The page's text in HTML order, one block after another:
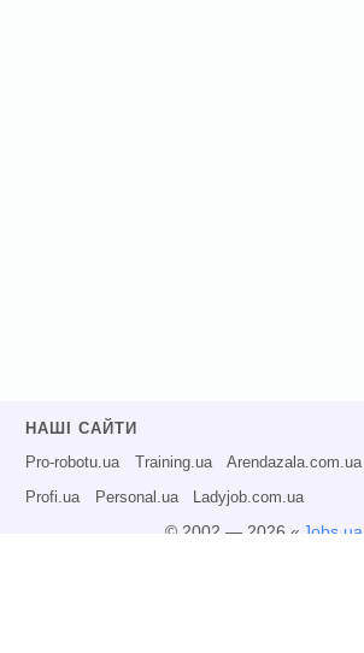
НАШІ САЙТИ
Pro-robotu.ua Training.ua Arendazala.com.ua
Profi.ua Personal.ua Ladyjob.com.ua
© 2002 — 2026 « Jobs.ua